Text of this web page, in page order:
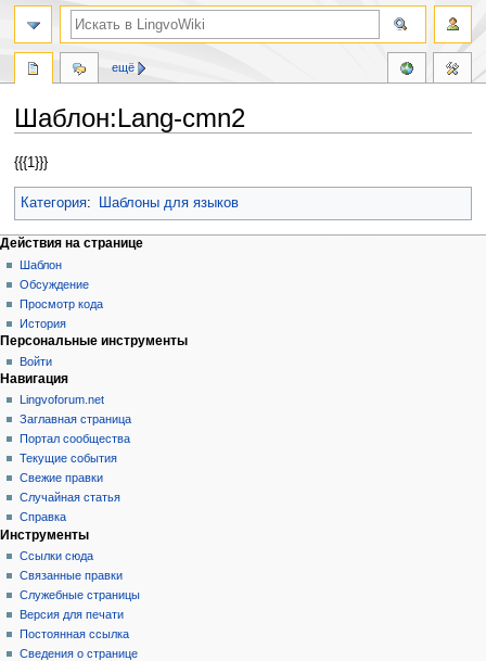
Шаблон:Lang-cmn2
Перейти
навигации
Перейти
поиску
{{{1}}}
Категория: Шаблоны для языков
Действия на странице
Шаблон
Обсуждение
Просмотр кода
История
ещё
Персональные инструменты
Войти
Навигация
Lingvoforum.net
Заглавная страница
Портал сообщества
Текущие события
Свежие правки
Случайная статья
Справка
Инструменты
Ссылки сюда
Связанные правки
Служебные страницы
Версия для печати
Постоянная ссылка
Сведения о странице